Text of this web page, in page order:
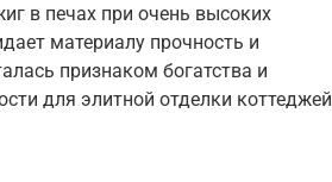
в печах при очень высоких
материалу прочность и
признаком богатства и
для элитной отделки коттеджей